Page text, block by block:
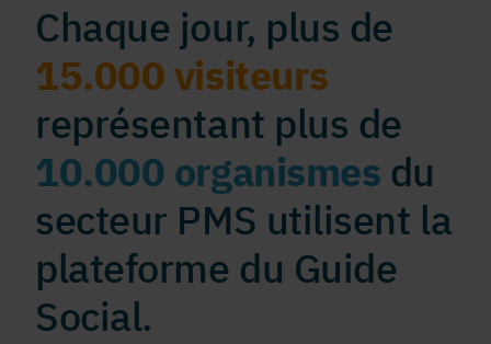
Chaque jour, plus de
15.000 visiteurs
représentant plus de
10.000 organismes du
secteur PMS utilisent la
plateforme du Guide
Social.